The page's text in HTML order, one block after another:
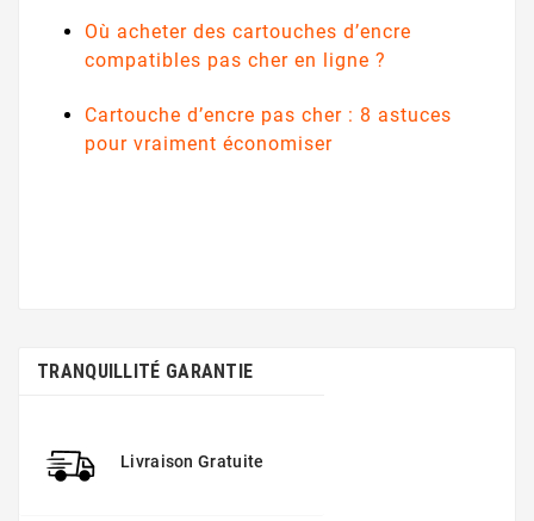
Où acheter des cartouches d’encre
compatibles pas cher en ligne ?
Cartouche d’encre pas cher : 8 astuces
pour vraiment économiser
TRANQUILLITÉ GARANTIE
Livraison Gratuite